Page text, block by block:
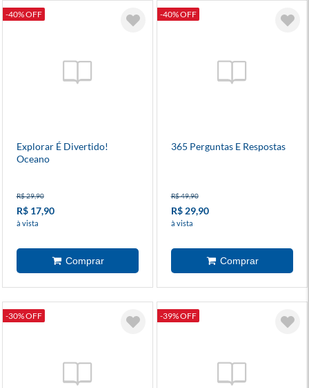
-40% OFF
Explorar É Divertido!
Oceano
R$ 29,90
R$ 17,90
à vista
-40% OFF
365 Perguntas E Respostas
R$ 49,90
R$ 29,90
à vista
-30% OFF -39% OFF